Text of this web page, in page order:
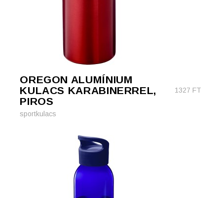
OREGON ALUMÍNIUM
KULACS KARABINERREL,
PIROS
1327 FT
sportkulacs